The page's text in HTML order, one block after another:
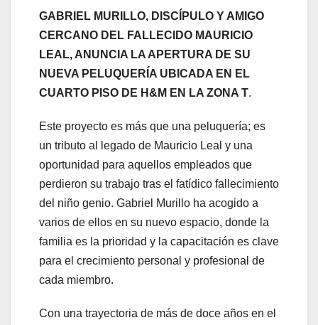
GABRIEL MURILLO, DISCÍPULO Y AMIGO
CERCANO DEL FALLECIDO MAURICIO
LEAL, ANUNCIA LA APERTURA DE SU
NUEVA PELUQUERÍA UBICADA EN EL
CUARTO PISO DE H&M EN LA ZONA T.
Este proyecto es más que una peluquería; es
un tributo al legado de Mauricio Leal y una
oportunidad para aquellos empleados que
perdieron su trabajo tras el fatídico fallecimiento
del niño genio. Gabriel Murillo ha acogido a
varios de ellos en su nuevo espacio, donde la
familia es la prioridad y la capacitación es clave
para el crecimiento personal y profesional de
cada miembro.
Con una trayectoria de más de doce años en el